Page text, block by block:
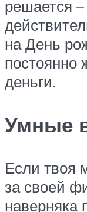
решается
на День
постоянно
деньги.
Умные
Если твоя
за своей
наверняка